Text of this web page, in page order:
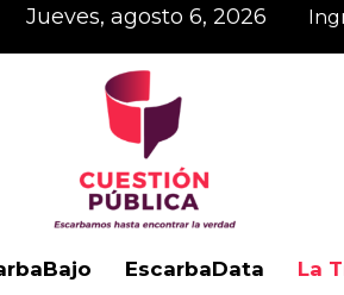
jueves, agosto 6, 2026
EscarbaData La